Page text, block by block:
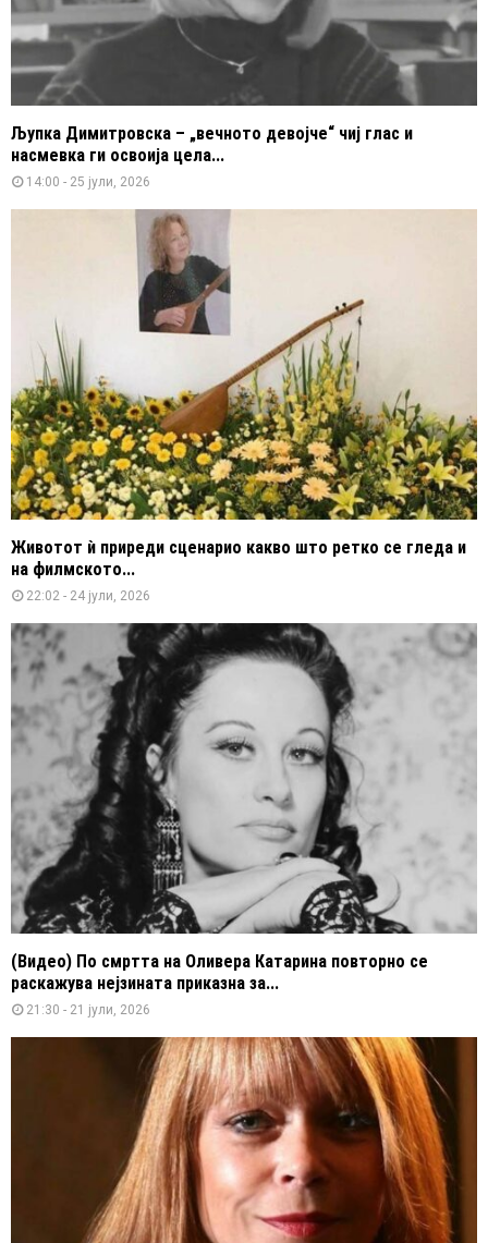
Љупка Димитровска – „вечното девојче“ чиј глас и
насмевка ги освоија цела...
14:00 - 25 јули, 2026
Животот ѝ приреди сценарио какво што ретко се гледа и
на филмското...
22:02 - 24 јули, 2026
(Видео) По смртта на Оливера Катарина повторно се
раскажува нејзината приказна за...
21:30 - 21 јули, 2026